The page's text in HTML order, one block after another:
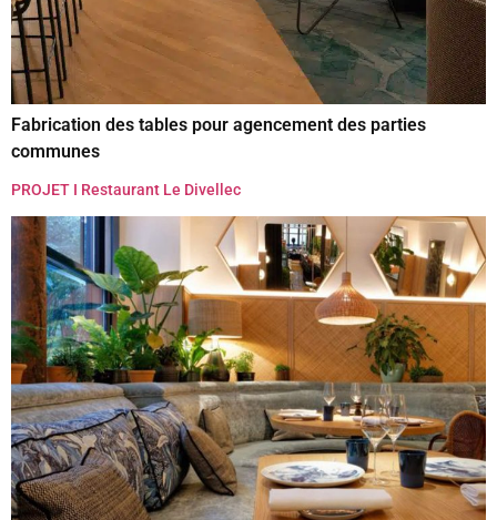
Fabrication des tables pour agencement des parties
communes
PROJET I Restaurant Le Divellec